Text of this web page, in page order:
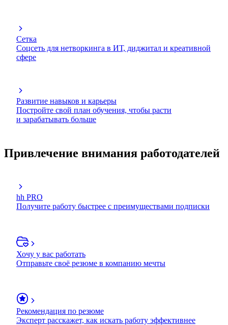
Сетка
Соцсеть для нетворкинга в ИТ, диджитал и креативной
сфере
Развитие навыков и карьеры
Постройте свой план обучения, чтобы расти
и зарабатывать больше
Привлечение внимания работодателей
hh PRO
Получите работу быстрее с преимуществами подписки
Хочу у вас работать
Отправьте своё резюме в компанию мечты
Рекомендация по резюме
Эксперт расскажет, как искать работу эффективнее